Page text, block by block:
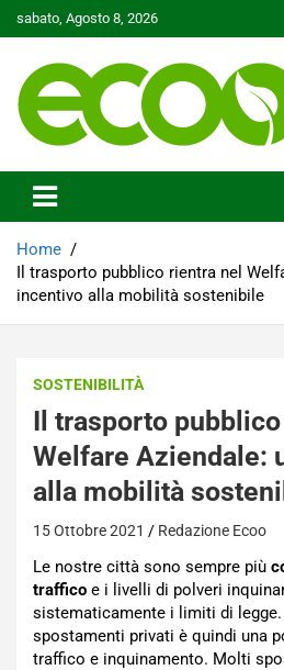
to
sabato, Agosto 8, 2026
Ecoo.it
Home
Il trasporto pubblico rientra nel
incentivo alla mobilità sostenibile
SOSTENIBILITÀ
Il trasporto pubblico
Welfare Aziendale:
alla mobilità
15 Ottobre 2021 Redazione Ecoo
Le nostre città sono sempre più
traffico e i livelli di polveri
sistematicamente i limiti di
spostamenti privati è quindi una
traffico e inquinamento. Molti